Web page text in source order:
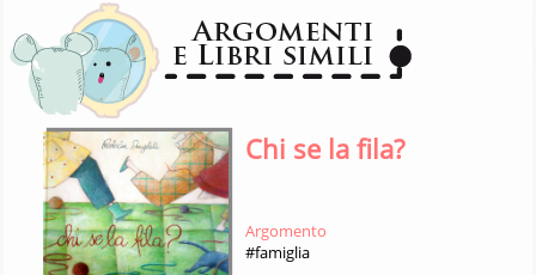
Chi se la fila?
Argomento
#famiglia